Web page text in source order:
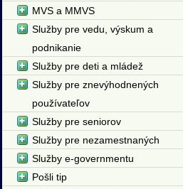
MVS a MMVS
Služby pre vedu, výskum a
podnikanie
Služby pre deti a mládež
Služby pre znevýhodnených
používateľov
Služby pre seniorov
Služby pre nezamestnaných
Služby e-governmentu
Pošli tip